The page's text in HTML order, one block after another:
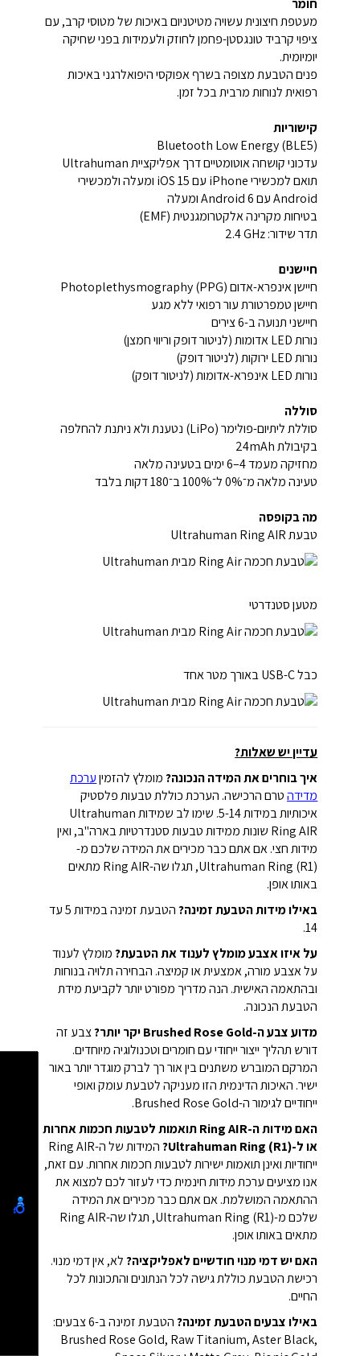
חומר
מעטפת חיצונית עשויה מטיטניום באיכות של מטוסי קרב, עם
ציפוי קרביד טונגסטן-פחמן לחוזק ולעמידות בפני שחיקה
יומיומית.
פנים הטבעת מצופה בשרף אפוקסי היפואלרגני באיכות
רפואית לנוחות מרבית בכל זמן.
קישוריות
Bluetooth Low Energy (BLE5)
עדכוני קושחה אוטומטיים דרך אפליקציית Ultrahuman
תואם למכשירי iPhone עם iOS 15 ומעלה ולמכשירי
Android עם Android 6 ומעלה
בטיחות מקרינה אלקטרומגנטית (EMF)
תדר שידור: ‎2.4 GHz‎
חיישנים
חיישן אינפרא-אדום Photoplethysmography (PPG)
חיישן טמפרטורת עור רפואי ללא מגע
חיישני תנועה ב-6 צירים
נורות LED אדומות (לניטור דופק וריווי חמצן)
נורות LED ירוקות (לניטור דופק)
נורות LED אינפרא-אדומות (לניטור דופק)
סוללה
סוללת ליתיום-פולימר (LiPo) נטענת ולא ניתנת להחלפה
בקיבולת ‎24mAh‎
מחזיקה מעמד 4–6 ימים בטעינה מלאה
טעינה מלאה מ־0% ל־100% ב־180 דקות בלבד
מה בקופסה
טבעת Ultrahuman Ring AIR
מטען סטנדרטי
כבל USB-C באורך מטר אחד
עדיין יש שאלות?
איך בוחרים את המידה הנכונה?מומלץ להזמיןערכת
מדידהטרם הרכישה. הערכת כוללת טבעות פלסטיק
איכותיות במידות 5-14. שימו לב שמידות Ultrahuman
Ring AIR שונות ממידות טבעות סטנדרטיות בארה"ב, ואין
מידות חצי. אם אתם כבר מכירים את המידה שלכם מ-
Ultrahuman Ring (R1), תגלו שה-Ring AIR מתאים
באותו אופן.
באילו מידות הטבעת זמינה?
הטבעת זמינה במידות 5 עד
14.
על איזו אצבע מומלץ לענוד את הטבעת?מומלץ לענוד
על אצבע מורה, אמצעית או קמיצה. הבחירה תלויה בנוחות
ובהתאמה האישית. הנה מדריך מפורט יותר לקביעת מידת
הטבעת הנכונה.
מדוע צבע ה-Brushed Rose Gold יקר יותר?
צבע זה
דורש תהליך ייצור ייחודי עם חומרים וטכנולוגיה מיוחדים.
המרקם המוברש משתנים בין אור רך לברק מוגדר יותר באור
ישיר. האיכות הדינמית הזו מעניקה לטבעת עומק ואופי
ייחודיים לגימור ה-Brushed Rose Gold.
האם מידות ה-Ring AIR תואמות לטבעות חכמות אחרות
או ל-Ultrahuman Ring (R1)?
המידות של ה-Ring AIR
ייחודיות ואינן תואמות ישירות לטבעות חכמות אחרות. עם זאת,
אנו מציעים ערכת מידות חינמית כדי לעזור לכם למצוא את
ההתאמה המושלמת. אם אתם כבר מכירים את המידה
שלכם מ-Ultrahuman Ring (R1), תגלו שה-Ring AIR
מתאים באותו אופן.
האם יש דמי מנוי חודשיים לאפליקציה?לא, אין דמי מנוי.
רכישת הטבעת כוללת גישה לכל הנתונים והתכונות לכל
החיים.
באילו צבעים הטבעת זמינה?
הטבעת זמינה ב-6 צבעים:
Brushed Rose Gold, Raw Titanium, Aster Black,